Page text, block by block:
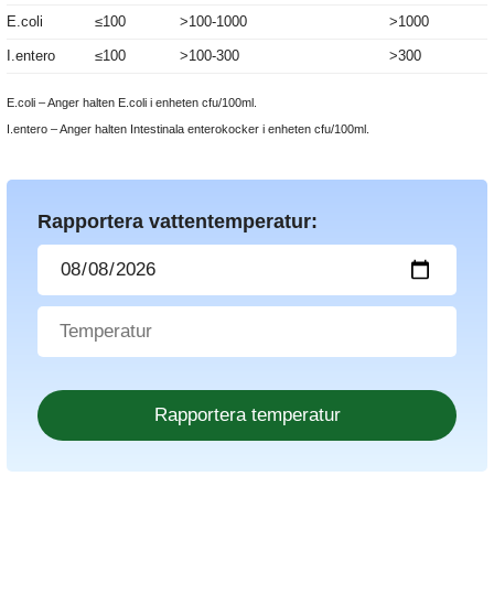
E.coli ≤100 >100-1000 >1000
I.entero ≤100 >100-300 >300
E.coli – Anger halten E.coli i enheten cfu/100ml.
I.entero – Anger halten Intestinala enterokocker i enheten cfu/100ml.
Rapportera vattentemperatur: